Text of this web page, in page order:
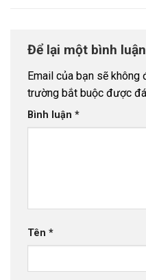
Để lại một bình luận
Email của bạn sẽ không
trường bắt buộc được
Bình luận *
Tên *